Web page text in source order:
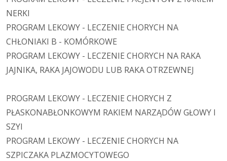
NERKI
PROGRAM LEKOWY - LECZENIE CHORYCH NA
CHŁONIAKI B - KOMÓRKOWE
PROGRAM LEKOWY - LECZENIE CHORYCH NA RAKA
JAJNIKA, RAKA JAJOWODU LUB RAKA OTRZEWNEJ
PROGRAM LEKOWY - LECZENIE CHORYCH Z
PŁASKONABŁONKOWYM RAKIEM NARZĄDÓW GŁOWY I
SZYI
PROGRAM LEKOWY - LECZENIE CHORYCH NA
SZPICZAKA PLAZMOCYTOWEGO